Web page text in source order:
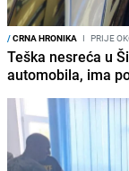
/CRNA HRONIKA I PRIJE
Teška nesreća u
automobila, ima